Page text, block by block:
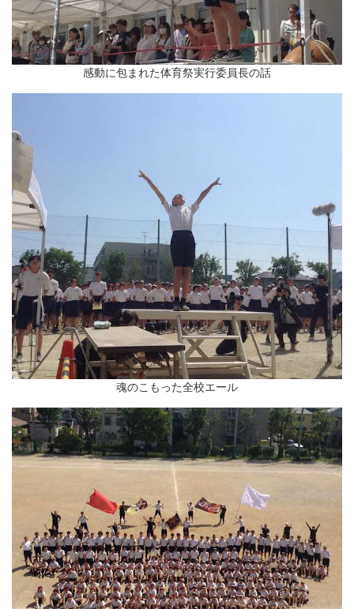
感動に包まれた体育祭実行委員長の話
魂のこもった全校エール